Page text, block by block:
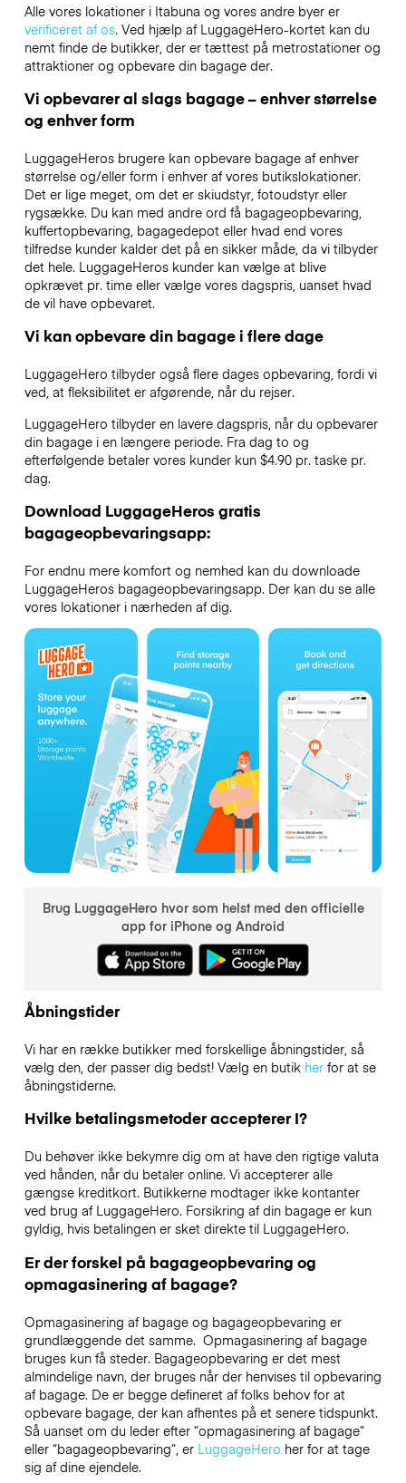
Alle vores lokationer i Itabuna og vores andre byer er
verificeret af os. Ved hjælp af LuggageHero-kortet kan du
nemt finde de butikker, der er tættest på metrostationer og
attraktioner og opbevare din bagage der.
Vi opbevarer al slags bagage – enhver størrelse
og enhver form
LuggageHeros brugere kan opbevare bagage af enhver
størrelse og/eller form i enhver af vores butikslokationer.
Det er lige meget, om det er skiudstyr, fotoudstyr eller
rygsække. Du kan med andre ord få bagageopbevaring,
kuffertopbevaring, bagagedepot eller hvad end vores
tilfredse kunder kalder det på en sikker måde, da vi tilbyder
det hele. LuggageHeros kunder kan vælge at blive
opkrævet pr. time eller vælge vores dagspris, uanset hvad
de vil have opbevaret.
Vi kan opbevare din bagage i flere dage
LuggageHero tilbyder også flere dages opbevaring, fordi vi
ved, at fleksibilitet er afgørende, når du rejser.
LuggageHero tilbyder en lavere dagspris, når du opbevarer
din bagage i en længere periode. Fra dag to og
efterfølgende betaler vores kunder kun $4.90 pr. taske pr.
dag.
Download LuggageHeros gratis
bagageopbevaringsapp:
For endnu mere komfort og nemhed kan du downloade
LuggageHeros bagageopbevaringsapp. Der kan du se alle
vores lokationer i nærheden af dig.
Brug LuggageHero hvor som helst med den officielle
app for iPhone og Android
Åbningstider
Vi har en række butikker med forskellige åbningstider, så
vælg den, der passer dig bedst! Vælg en butik herfor at se
åbningstiderne.
Hvilke betalingsmetoder accepterer I?
Du behøver ikke bekymre dig om at have den rigtige valuta
ved hånden, når du betaler online. Vi accepterer alle
gængse kreditkort. Butikkerne modtager ikke kontanter
ved brug af LuggageHero. Forsikring af din bagage er kun
gyldig, hvis betalingen er sket direkte til LuggageHero.
Er der forskel på bagageopbevaring og
opmagasinering af bagage?
Opmagasinering af bagage og bagageopbevaring er
grundlæggende det samme. Opmagasinering af bagage
bruges kun få steder. Bagageopbevaring er det mest
almindelige navn, der bruges når der henvises til opbevaring
af bagage. De er begge defineret af folks behov for at
opbevare bagage, der kan afhentes på et senere tidspunkt.
Så uanset om du leder efter “opmagasinering af bagage”
eller “bagageopbevaring”, erLuggageHero her for at tage
sig af dine ejendele.